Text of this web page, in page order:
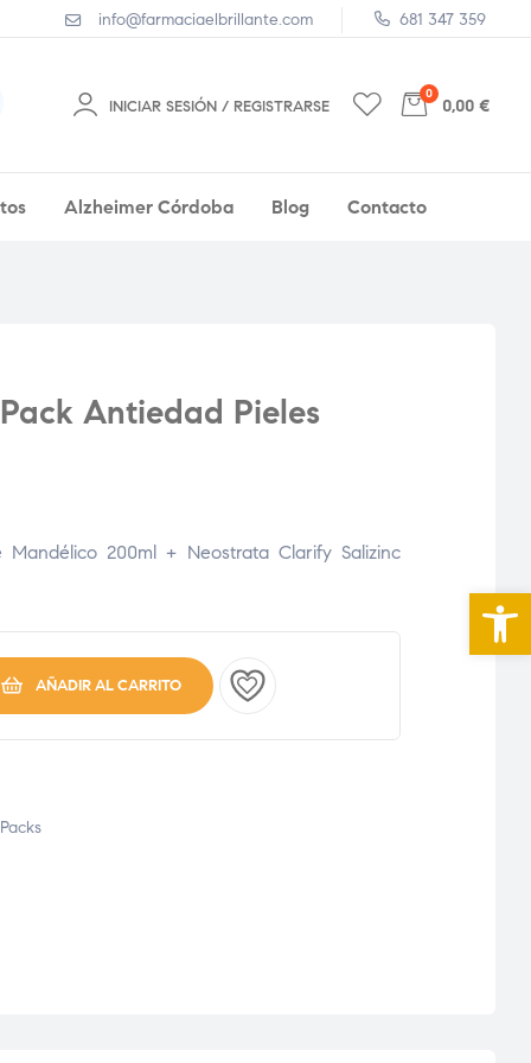
Abrir
info@farmaciaelbrillante.com 681 347 359
INICIAR SESIÓN / REGISTRARSE
0
0,00 €
Alzheimer Córdoba Blog Contacto
Antiedad Pieles
Mandélico 200ml + Neostrata Clarify Salizinc
AÑADIR AL CARRITO
Packs